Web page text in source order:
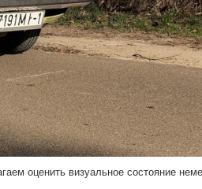
оценить визуальное состояние